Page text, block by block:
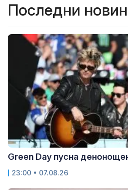
Последни
Green Day пусна
23:00 • 07.08.26